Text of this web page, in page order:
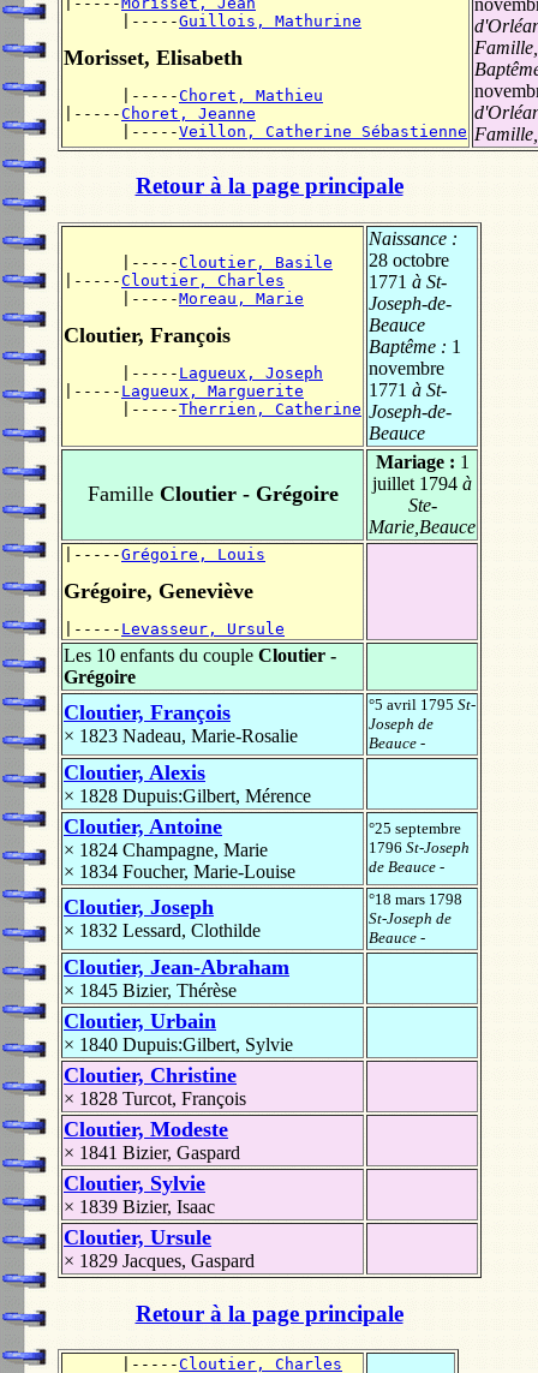
      |-----
Guillois, Mathurine
Morisset, Elisabeth
      |-----
Choret, Mathieu
|-----Choret, Jeanne
      |-----
Veillon, Catherine Sébastienne
Retour à la page principale
      |-----
Cloutier, Basile
|-----Cloutier, Charles
      |-----
Moreau, Marie
Cloutier, François
      |-----
Lagueux, Joseph
|----- Lagueux, Marguerite
      |-----
Therrien, Catherine
Naissance :
28 octobre
1771 à St-
Joseph-de-
Beauce
Baptême : 1
novembre
1771 à St-
Joseph-de-
Beauce
FamilleCloutier - Grégoire
Mariage : 1
juillet 1794 à
Ste-
Marie,Beauce
|-----Grégoire, Louis
Grégoire, Geneviève
|----- Levasseur, Ursule
Les 10 enfants du couple Cloutier -
Grégoire
Cloutier, François
× 1823 Nadeau, Marie-Rosalie
°5 avril 1795 St-
Joseph de
Beauce -
Cloutier, Alexis
× 1828 Dupuis:Gilbert, Mérence
Cloutier, Antoine
× 1824 Champagne, Marie
× 1834 Foucher, Marie-Louise
°25 septembre
1796 St-Joseph
de Beauce -
Cloutier, Joseph
× 1832 Lessard, Clothilde
°18 mars 1798
St-Joseph de
Beauce -
Cloutier, Jean-Abraham
× 1845 Bizier, Thérèse
Cloutier, Urbain
× 1840 Dupuis:Gilbert, Sylvie
Cloutier, Christine
× 1828 Turcot, François
Cloutier, Modeste
× 1841 Bizier, Gaspard
Cloutier, Sylvie
× 1839 Bizier, Isaac
Cloutier, Ursule
× 1829 Jacques, Gaspard
Retour à la page principale
      |-----
Cloutier, Charles